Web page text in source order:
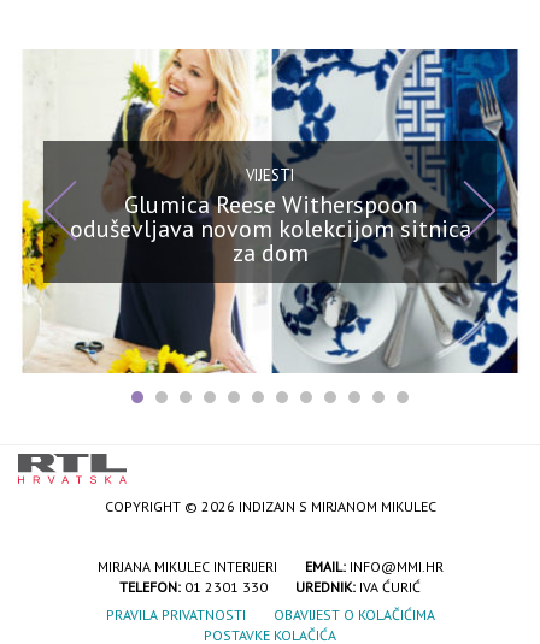
VIJESTI
Glumica Reese Witherspoon
oduševljava novom kolekcijom sitnica
za dom
COPYRIGHT © 2026 INDIZAJN S MIRJANOM MIKULEC
MIRJANA MIKULEC INTERIJERI EMAIL: INFO@MMI.HR
TELEFON: 01 2301 330 UREDNIK: IVA ĆURIĆ
PRAVILA PRIVATNOSTI
OBAVIJEST O KOLAČIĆIMA
POSTAVKE KOLAČIĆA